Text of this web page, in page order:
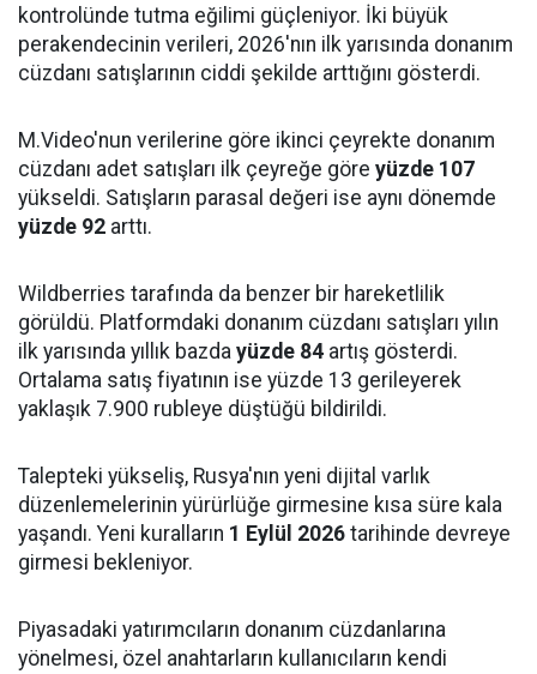
kontrolünde tutma eğilimi güçleniyor. İki büyük
perakendecinin verileri, 2026'nın ilk yarısında donanım
cüzdanı satışlarının ciddi şekilde arttığını gösterdi.
M.Video'nun verilerine göre ikinci çeyrekte donanım
cüzdanı adet satışları ilk çeyreğe göre yüzde 107
yükseldi. Satışların parasal değeri ise aynı dönemde
yüzde 92 arttı.
Wildberries tarafında da benzer bir hareketlilik
görüldü. Platformdaki donanım cüzdanı satışları yılın
ilk yarısında yıllık bazda yüzde 84 artış gösterdi.
Ortalama satış fiyatının ise yüzde 13 gerileyerek
yaklaşık 7.900 rubleye düştüğü bildirildi.
Talepteki yükseliş, Rusya'nın yeni dijital varlık
düzenlemelerinin yürürlüğe girmesine kısa süre kala
yaşandı. Yeni kuralların 1 Eylül 2026 tarihinde devreye
girmesi bekleniyor.
Piyasadaki yatırımcıların donanım cüzdanlarına
yönelmesi, özel anahtarların kullanıcıların kendi